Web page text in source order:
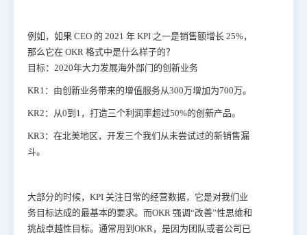
例如，如果 CEO 的 2021 年 KPI 之一是销售额增长 25%，
那么它在 OKR 格式中是什么样子的？
目标：2020年大力发展海外部门的创新业务
KR1：由创新业务带来的增值服务从300万增加为700万。
KR2：从0到1，打造三个利润率超过50%的创新产品。
KR3：在北美地区，开发三个我们从未尝试过的新销售漏
斗。
大部分的时候，KPI 关注日常的经营数据，它是对我们业
务目标达成的最基本的要求。而OKR 强调“改善”性思维和
挑战卓越性目标。通常用到OKR，是因为团队或者公司已